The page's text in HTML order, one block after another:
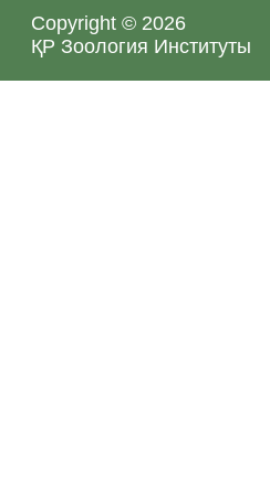
Copyright © 2026
ҚР Зоология Институты